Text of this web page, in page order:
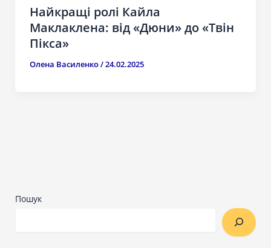
Найкращі ролі Кайла
Маклаклена: від «Дюни» до «Твін
Пікса»
Олена Василенко/24.02.2025
Пошук